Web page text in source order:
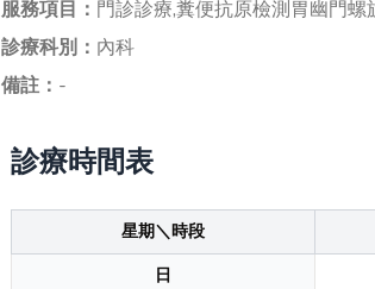
服務項目： 門診診療,糞便抗原檢測胃幽門螺
診療科別： 內科
備註： -
診療時間表
星期＼時段
日